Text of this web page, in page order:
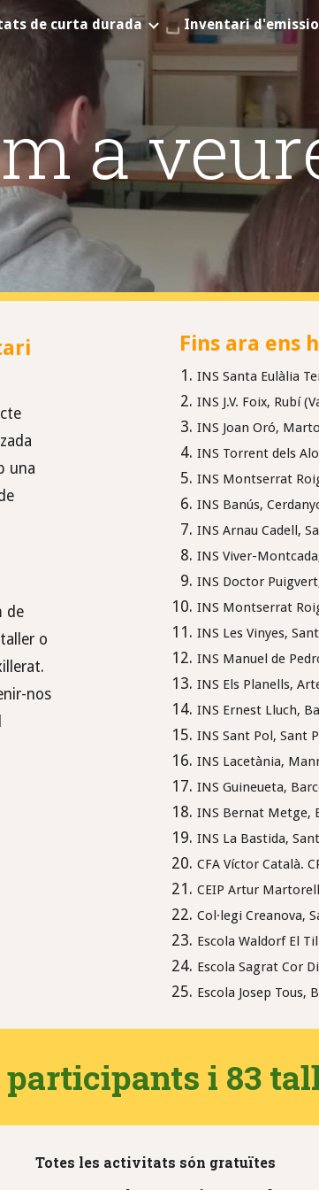
content Skip to
de curta durada Inventari
a
una
de
o
nos
Fins ara ens
INS Santa Eulàlia
INS J.V. Foix, Rubí
INS Joan Oró,
INS Torrent dels
INS Montserrat
INS Banús,
INS Arnau Cadell,
INS Viver-
INS Doctor
INS Montserrat
INS Les Vinyes,
INS Manuel de
INS Els Planells,
INS Ernest Lluch,
INS Sant Pol, Sant
INS Lacetània,
INS Guineueta,
INS Bernat Metge,
INS La Bastida,
CFA Víctor Català.
CEIP Artur
Col·legi Creanova,
Escola Waldorf El
Escola Sagrat Cor
Escola Josep Tous,
participants i 83
Totes les activitats són gratuïtes